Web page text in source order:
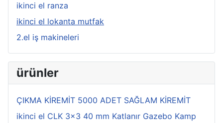
ikinci el ranza
ikinci el lokanta mutfak
2.el iş makineleri
ürünler
ÇIKMA KİREMİT 5000 ADET SAĞLAM KİREMİT
ikinci el CLK 3x3 40 mm Katlanır Gazebo Kamp